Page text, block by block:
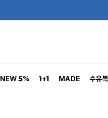
NEW 5% 1+1 MADE 수유복